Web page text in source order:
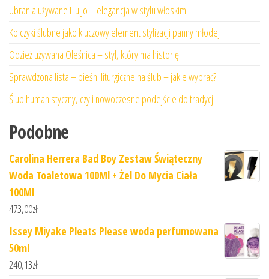
Ubrania używane Liu Jo – elegancja w stylu włoskim
Kolczyki ślubne jako kluczowy element stylizacji panny młodej
Odzież używana Oleśnica – styl, który ma historię
Sprawdzona lista – pieśni liturgiczne na ślub – jakie wybrać?
Ślub humanistyczny, czyli nowoczesne podejście do tradycji
Podobne
Carolina Herrera Bad Boy Zestaw Świąteczny
Woda Toaletowa 100Ml + Żel Do Mycia Ciała
100Ml
473,00zł
Issey Miyake Pleats Please woda perfumowana
50ml
240,13zł